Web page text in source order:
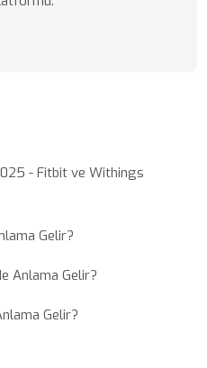
- Fitbit ve Withings
Gelir?
Anlama Gelir?
Gelir?